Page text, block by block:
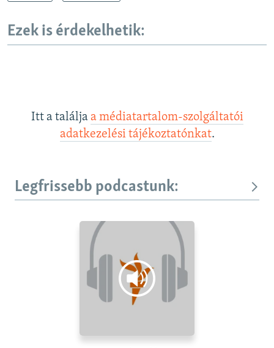
Ezek is érdekelhetik:
Itt a találja a médiatartalom-szolgáltatói
adatkezelési tájékoztatónkat.
Legfrissebb podcastunk: